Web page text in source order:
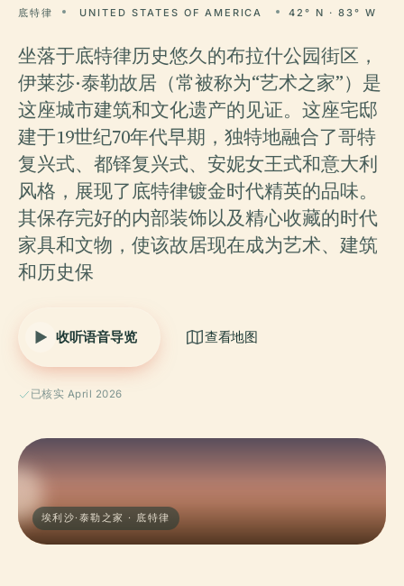
底特律 UNITED STATES OF AMERICA 42° N · 83° W
坐落于底特律历史悠久的布拉什公园街区，
伊莱莎·泰勒故居（常被称为“艺术之家”）是
这座城市建筑和文化遗产的见证。这座宅邸
建于19世纪70年代早期，独特地融合了哥特
复兴式、都铎复兴式、安妮女王式和意大利
风格，展现了底特律镀金时代精英的品味。
其保存完好的内部装饰以及精心收藏的时代
家具和文物，使该故居现在成为艺术、建筑
和历史保
收听语音导览 查看地图
已核实 April 2026
埃利沙·泰勒之家 · 底特律